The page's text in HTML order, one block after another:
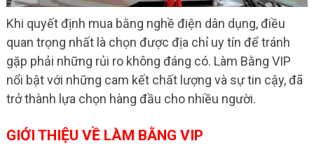
Khi quyết định mua bằng nghề điện dân dụng, điều
quan trọng nhất là chọn được địa chỉ uy tín để tránh
gặp phải những rủi ro không đáng có. Làm Bằng VIP
nổi bật với những cam kết chất lượng và sự tin cậy, đã
trở thành lựa chọn hàng đầu cho nhiều người.
GIỚI THIỆU VỀ LÀM BẰNG VIP